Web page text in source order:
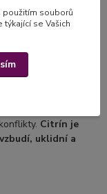
nalézt řešení při
komunikace.
teplo domova.
Uklidňuje a
Citrín je
uklidní a
použitím souborů
se Vašich